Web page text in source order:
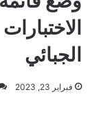
الجبائي
فبراير 23, 2023